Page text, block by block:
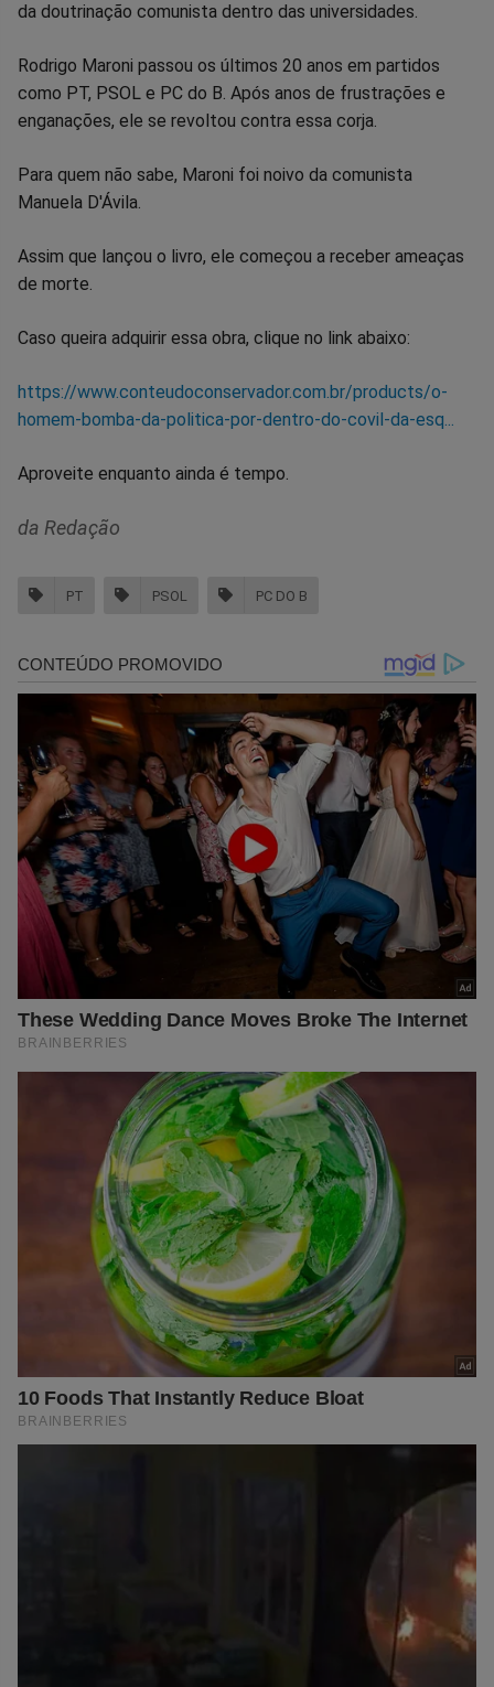
da doutrinação comunista dentro das universidades.
Rodrigo Maroni passou os últimos 20 anos em partidos
como PT, PSOL e PC do B. Após anos de frustrações e
enganações, ele se revoltou contra essa corja.
Para quem não sabe, Maroni foi noivo da comunista
Manuela D'Ávila.
Assim que lançou o livro, ele começou a receber ameaças
de morte.
Caso queira adquirir essa obra, clique no link abaixo:
https://www.conteudoconservador.com.br/products/o-
homem-bomba-da-politica-por-dentro-do-covil-da-esq...
Aproveite enquanto ainda é tempo.
da Redação
PT PSOL PC DO B